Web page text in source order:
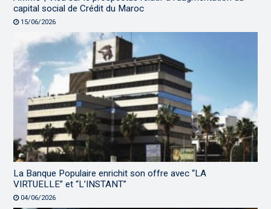
capital social de Crédit du Maroc
15/06/2026
La Banque Populaire enrichit son offre avec “LA
VIRTUELLE” et “L’INSTANT”
04/06/2026